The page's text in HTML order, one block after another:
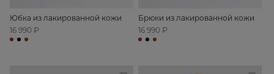
Юбка из лакированной кожи
16 990 ₽
Брюки из лакированной кожи
16 990 ₽